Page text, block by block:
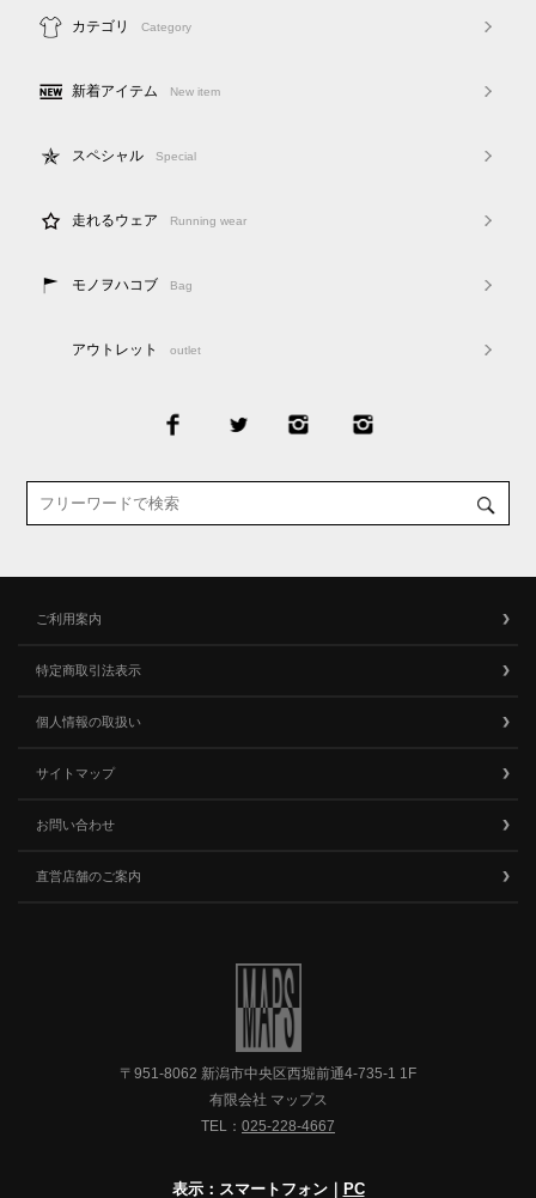
カテゴリ Category
新着アイテム New item
スペシャル Special
走れるウェア Running wear
モノヲハコブ Bag
アウトレット outlet
ご利用案内
特定商取引法表示
個人情報の取扱い
サイトマップ
お問い合わせ
直営店舗のご案内
〒951-8062 新潟市中央区西堀前通4-735-1 1F
有限会社 マップス
TEL： 025-228-4667
表示：スマートフォン｜ PC